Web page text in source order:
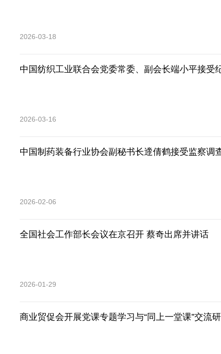
2026-03-18
中国纺织工业联合会党委常委、副会长端小平接受
2026-03-16
中国制药装备行业协会副秘书长遆倩鹤接受监察调
2026-02-06
全国社会工作部长会议在京召开 蔡奇出席并讲话
2026-01-29
商业贸促会开展党课专题学习与“同上一堂课”交流